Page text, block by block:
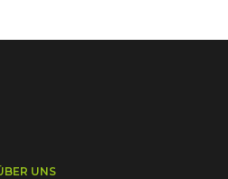
UNS